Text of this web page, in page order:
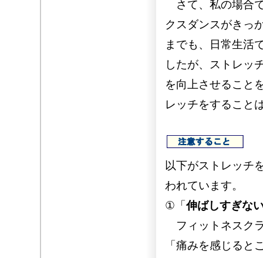
さて、私の場合
クスダンスがきっ
までも、日常生活
したが、ストレッ
を向上させること
レッチをすること
以下がストレッチ
われています。
①「伸ばしすぎな
フィットネスク
「痛みを感じる